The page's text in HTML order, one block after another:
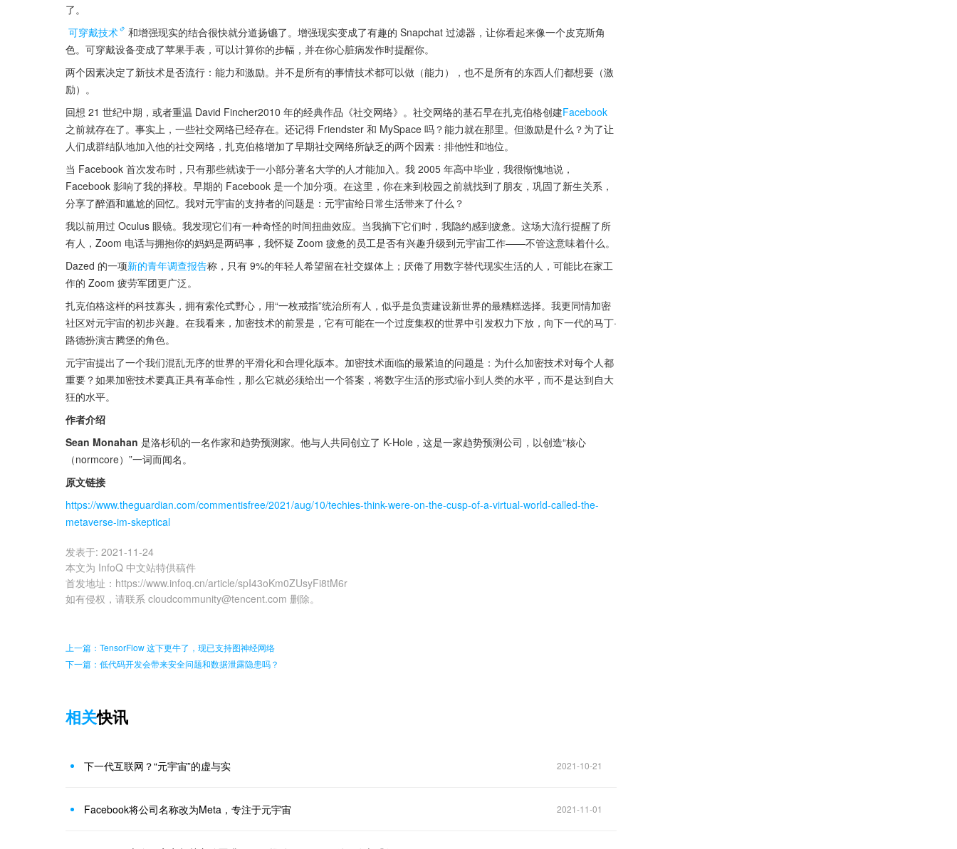
了。
可穿戴技术
和增强现实的结合很快就分道扬镳了。增强现实变成了有趣的 Snapchat 过滤器，让你看起来像一个皮克斯角
色。可穿戴设备变成了苹果手表，可以计算你的步幅，并在你心脏病发作时提醒你。
两个因素决定了新技术是否流行：能力和激励。并不是所有的事情技术都可以做（能力），也不是所有的东西人们都想要（激
励）。
回想 21 世纪中期，或者重温 David Fincher2010 年的经典作品《社交网络》。社交网络的基石早在扎克伯格创建Facebook
之前就存在了。事实上，一些社交网络已经存在。还记得 Friendster 和 MySpace 吗？能力就在那里。但激励是什么？为了让
人们成群结队地加入他的社交网络，扎克伯格增加了早期社交网络所缺乏的两个因素：排他性和地位。
当 Facebook 首次发布时，只有那些就读于一小部分著名大学的人才能加入。我 2005 年高中毕业，我很惭愧地说，
Facebook 影响了我的择校。早期的 Facebook 是一个加分项。在这里，你在来到校园之前就找到了朋友，巩固了新生关系，
分享了醉酒和尴尬的回忆。我对元宇宙的支持者的问题是：元宇宙给日常生活带来了什么？
我以前用过 Oculus 眼镜。我发现它们有一种奇怪的时间扭曲效应。当我摘下它们时，我隐约感到疲惫。这场大流行提醒了所
有人，Zoom 电话与拥抱你的妈妈是两码事，我怀疑 Zoom 疲惫的员工是否有兴趣升级到元宇宙工作——不管这意味着什么。
Dazed 的一项新的青年调查报告称，只有 9%的年轻人希望留在社交媒体上；厌倦了用数字替代现实生活的人，可能比在家工
作的 Zoom 疲劳军团更广泛。
扎克伯格这样的科技寡头，拥有索伦式野心，用“一枚戒指”统治所有人，似乎是负责建设新世界的最糟糕选择。我更同情加密
社区对元宇宙的初步兴趣。在我看来，加密技术的前景是，它有可能在一个过度集权的世界中引发权力下放，向下一代的马丁·
路德扮演古腾堡的角色。
元宇宙提出了一个我们混乱无序的世界的平滑化和合理化版本。加密技术面临的最紧迫的问题是：为什么加密技术对每个人都
重要？如果加密技术要真正具有革命性，那么它就必须给出一个答案，将数字生活的形式缩小到人类的水平，而不是达到自大
狂的水平。
作者介绍
Sean Monahan 是洛杉矶的一名作家和趋势预测家。他与人共同创立了 K-Hole，这是一家趋势预测公司，以创造“核心
（normcore）”一词而闻名。
原文链接
https://www.theguardian.com/commentisfree/2021/aug/10/techies-think-were-on-the-cusp-of-a-virtual-world-called-the-
metaverse-im-skeptical
发表于: 2021-11-24
本文为 InfoQ 中文站特供稿件
首发地址 ： https://www.infoq.cn/article/spI43oKm0ZUsyFi8tM6r
如有侵权，请联系 cloudcommunity@tencent.com 删除。
上一篇：TensorFlow 这下更牛了，现已支持图神经网络
下一篇：低代码开发会带来安全问题和数据泄露隐患吗？
相关快讯
下一代互联网？“元宇宙”的虚与实 2021-10-21
Facebook将公司名称改为Meta，专注于元宇宙 2021-11-01